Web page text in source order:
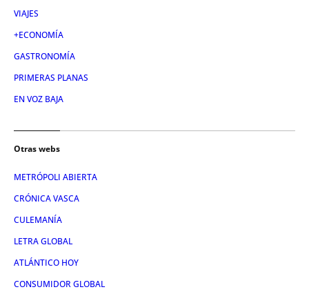
VIAJES
+ECONOMÍA
GASTRONOMÍA
PRIMERAS PLANAS
EN VOZ BAJA
Otras webs
METRÓPOLI ABIERTA
CRÓNICA VASCA
CULEMANÍA
LETRA GLOBAL
ATLÁNTICO HOY
CONSUMIDOR GLOBAL